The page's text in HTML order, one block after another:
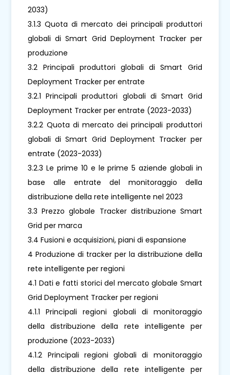
2033)
3.1.3 Quota di mercato dei principali produttori
globali di Smart Grid Deployment Tracker per
produzione
3.2 Principali produttori globali di Smart Grid
Deployment Tracker per entrate
3.2.1 Principali produttori globali di Smart Grid
Deployment Tracker per entrate (2023-2033)
3.2.2 Quota di mercato dei principali produttori
globali di Smart Grid Deployment Tracker per
entrate (2023-2033)
3.2.3 Le prime 10 e le prime 5 aziende globali in
base alle entrate del monitoraggio della
distribuzione della rete intelligente nel 2023
3.3 Prezzo globale Tracker distribuzione Smart
Grid per marca
3.4 Fusioni e acquisizioni, piani di espansione
4 Produzione di tracker per la distribuzione della
rete intelligente per regioni
4.1 Dati e fatti storici del mercato globale Smart
Grid Deployment Tracker per regioni
4.1.1 Principali regioni globali di monitoraggio
della distribuzione della rete intelligente per
produzione (2023-2033)
4.1.2 Principali regioni globali di monitoraggio
della distribuzione della rete intelligente per